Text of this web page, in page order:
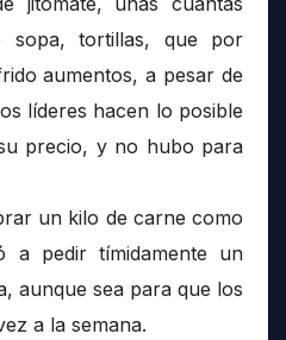
sopa, tortillas, que por
aumentos, a pesar de
líderes hacen lo posible
precio, y no hubo para
un kilo de carne como
a pedir tímidamente un
aunque sea para que los
a la semana.